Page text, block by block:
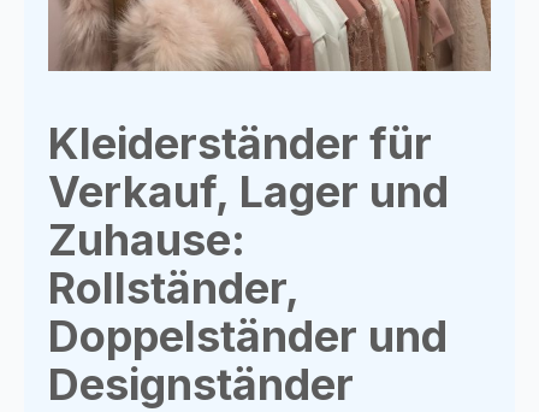
Kleiderständer für
Verkauf, Lager und
Zuhause:
Rollständer,
Doppelständer und
Designständer